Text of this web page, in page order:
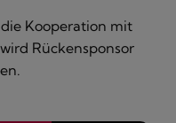
Kooperation mit
Rückensponsor